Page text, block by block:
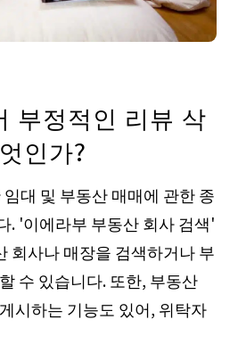
부정적인 리뷰 삭
인가?
대 및 부동산 매매에 관한 종
. '이에라부 부동산 회사 검색'
회사나 매장을 검색하거나 부
수 있습니다. 또한, 부동산
시하는 기능도 있어, 위탁자